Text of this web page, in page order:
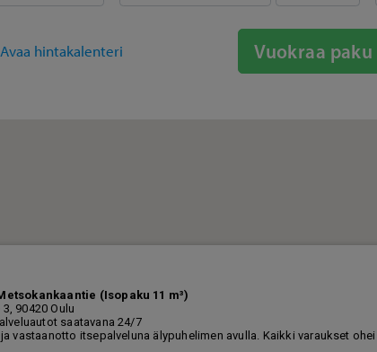
Avaa hintakalenteri Vuokraa paku